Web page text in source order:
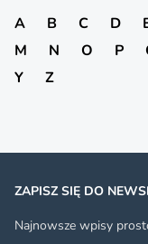
A B C D
M
N O P
Y
Z
ZAPISZ SIĘ DO
Najnowsze wpisy